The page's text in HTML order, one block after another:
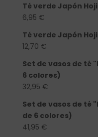
Té verde Japón
6,95 €
Té verde Japón
12,70 €
Set de vasos de té
6 colores)
32,95 €
Set de vasos de té
de 6 colores)
41,95 €